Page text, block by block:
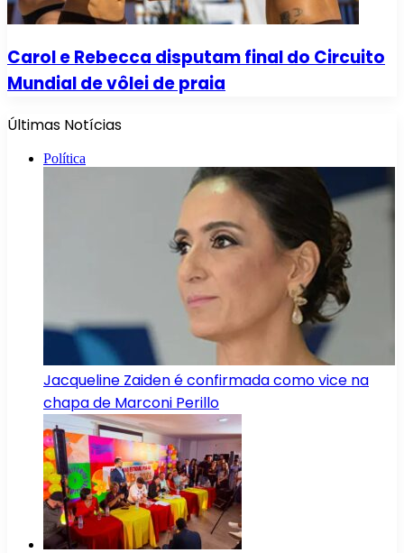
Carol e Rebecca disputam final do Circuito
Mundial de vôlei de praia
Últimas Notícias
Política
Jacqueline Zaiden é confirmada como vice na
chapa de Marconi Perillo